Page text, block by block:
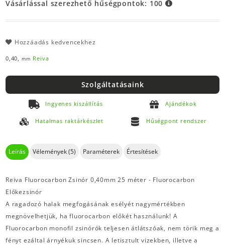
Vásárlással szerezhető hűségpontok: 100
Hozzáadás kedvencekhez
0,40, mm Reiva
Szolgáltatásaink
Ingyenes kiszállítás Ajándékok
Hatalmas raktárkészlet Hűségpont rendszer
Leírás Vélemények (5) Paraméterek Értesítések
Reiva Fluorocarbon Zsinór 0,40mm 25 méter - Fluorocarbon
Előkezsinór
A ragadozó halak megfogásának esélyét nagymértékben
megnövelhetjük, ha fluorocarbon előkét használunk! A
Fluorocarbon monofil zsinórók teljesen átlátszóak, nem törik meg a
fényt ezáltal árnyékuk sincsen. A letisztult vizekben, illetve a